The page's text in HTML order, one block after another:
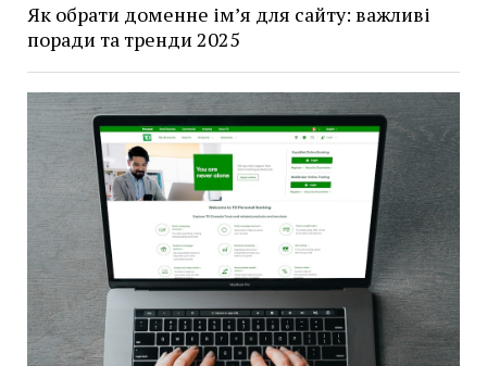
Як обрати доменне ім’я для сайту: важливі
поради та тренди 2025